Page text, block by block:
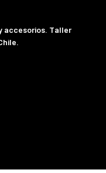
accesorios. Taller